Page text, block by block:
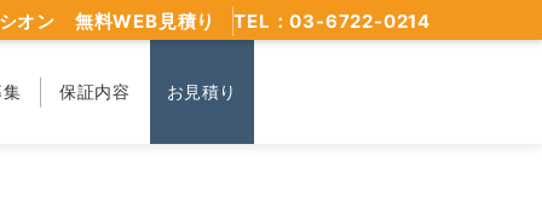
保証内容 お見積り
オン 無料WEB見積り TEL：03-6722-0214